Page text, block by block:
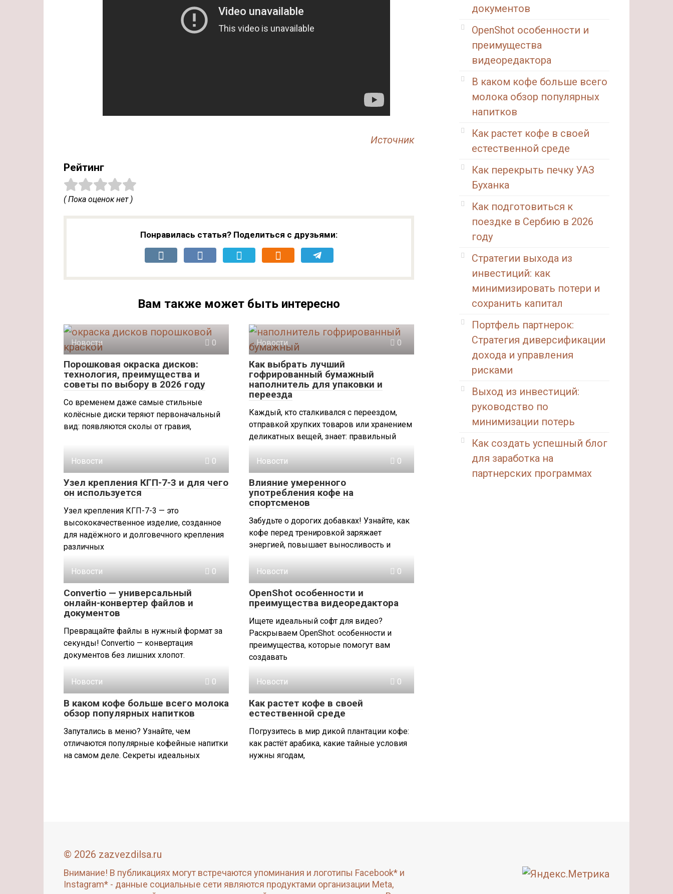
Источник
Рейтинг
( Пока оценок нет )
Понравилась статья? Поделиться с друзьями:
Вам также может быть интересно
Новости 0
Порошковая окраска дисков:
технология, преимущества и
советы по выбору в 2026 году
Со временем даже самые стильные
колёсные диски теряют первоначальный
вид: появляются сколы от гравия,
Новости 0
Как выбрать лучший
гофрированный бумажный
наполнитель для упаковки и
переезда
Каждый, кто сталкивался с переездом,
отправкой хрупких товаров или хранением
деликатных вещей, знает: правильный
Новости 0
Узел крепления КГП-7-3 и для чего
он используется
Узел крепления КГП-7-3 — это
высококачественное изделие, созданное
для надёжного и долговечного крепления
различных
Новости 0
Влияние умеренного
употребления кофе на
спортсменов
Забудьте о дорогих добавках! Узнайте, как
кофе перед тренировкой заряжает
энергией, повышает выносливость и
Новости 0
Convertio — универсальный
онлайн-конвертер файлов и
документов
Превращайте файлы в нужный формат за
секунды! Convertio — конвертация
документов без лишних хлопот.
Новости 0
OpenShot особенности и
преимущества видеоредактора
Ищете идеальный софт для видео?
Раскрываем OpenShot: особенности и
преимущества, которые помогут вам
создавать
Новости 0
В каком кофе больше всего молока
обзор популярных напитков
Запутались в меню? Узнайте, чем
отличаются популярные кофейные напитки
на самом деле. Секреты идеальных
Новости 0
Как растет кофе в своей
естественной среде
Погрузитесь в мир дикой плантации кофе:
как растёт арабика, какие тайные условия
нужны ягодам,
документов
OpenShot особенности и
преимущества
видеоредактора
В каком кофе больше всего
молока обзор популярных
напитков
Как растет кофе в своей
естественной среде
Как перекрыть печку УАЗ
Буханка
Как подготовиться к
поездке в Сербию в 2026
году
Стратегии выхода из
инвестиций: как
минимизировать потери и
сохранить капитал
Портфель партнерок:
Стратегия диверсификации
дохода и управления
рисками
Выход из инвестиций:
руководство по
минимизации потерь
Как создать успешный блог
для заработка на
партнерских программах
© 2026 zazvezdilsa.ru
Внимание! В публикациях могут встречаются упоминания и логотипы Facebook* и
Instagram* - данные социальные сети являются продуктами организации Meta,